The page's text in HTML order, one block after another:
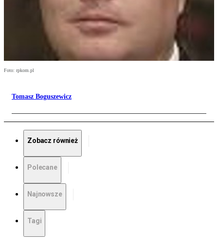
Foto: rpkom.pl
Tomasz Boguszewicz
Zobacz również
Polecane
Najnowsze
Tagi